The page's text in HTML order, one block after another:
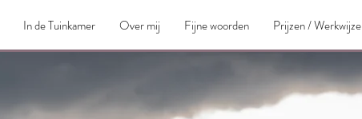
In de Tuinkamer Over mij Fijne woorden Prijzen / Werkwijze